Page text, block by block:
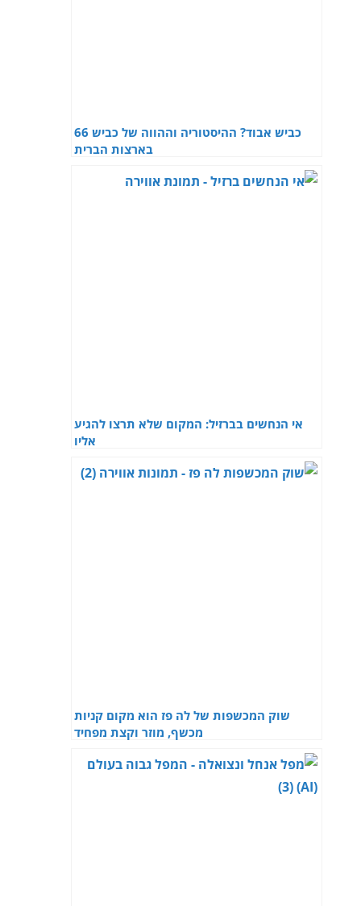
כביש אבוד? ההיסטוריה וההווה של כביש 66
בארצות הברית
אי הנחשים בברזיל: המקום שלא תרצו להגיע
אליו
שוק המכשפות של לה פז הוא מקום קניות
מכשף, מוזר וקצת מפחיד